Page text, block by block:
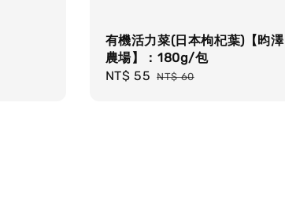
有機活力菜(日本枸杞葉)【昀澤
農場】：180g/包
Sale
NT$ 55 Regular
NT$ 60